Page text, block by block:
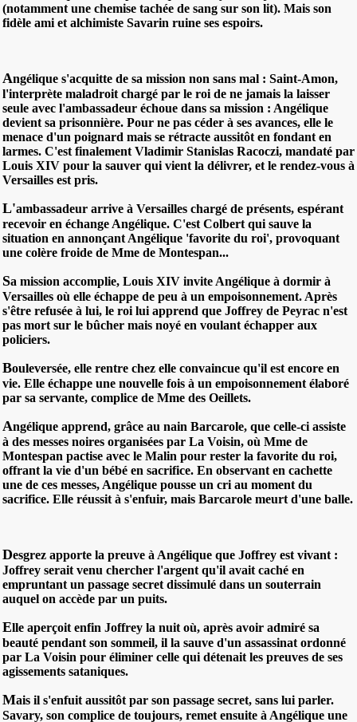
(notamment une chemise tachée de sang sur son lit). Mais son
fidèle ami et alchimiste Savarin ruine ses espoirs.
Angélique s'acquitte de sa mission non sans mal : Saint-Amon,
l'interprète maladroit chargé par le roi de ne jamais la laisser
seule avec l'ambassadeur échoue dans sa mission : Angélique
devient sa prisonnière. Pour ne pas céder à ses avances, elle le
menace d'un poignard mais se rétracte aussitôt en fondant en
larmes. C'est finalement Vladimir Stanislas Racoczi, mandaté par
Louis XIV pour la sauver qui vient la délivrer, et le rendez-vous à
Versailles est pris.
L'ambassadeur arrive à Versailles chargé de présents, espérant
recevoir en échange Angélique. C'est Colbert qui sauve la
situation en annonçant Angélique 'favorite du roi', provoquant
une colère froide de Mme de Montespan...
Sa mission accomplie, Louis XIV invite Angélique à dormir à
Versailles où elle échappe de peu à un empoisonnement. Après
s'être refusée à lui, le roi lui apprend que Joffrey de Peyrac n'est
pas mort sur le bûcher mais noyé en voulant échapper aux
policiers.
Bouleversée, elle rentre chez elle convaincue qu'il est encore en
vie. Elle échappe une nouvelle fois à un empoisonnement élaboré
par sa servante, complice de Mme des Oeillets.
Angélique apprend, grâce au nain Barcarole, que celle-ci assiste
à des messes noires organisées par La Voisin, où Mme de
Montespan pactise avec le Malin pour rester la favorite du roi,
offrant la vie d'un bébé en sacrifice. En observant en cachette
une de ces messes, Angélique pousse un cri au moment du
sacrifice. Elle réussit à s'enfuir, mais Barcarole meurt d'une balle.
Desgrez apporte la preuve à Angélique que Joffrey est vivant :
Joffrey serait venu chercher l'argent qu'il avait caché en
empruntant un passage secret dissimulé dans un souterrain
auquel on accède par un puits.
Elle aperçoit enfin Joffrey la nuit où, après avoir admiré sa
beauté pendant son sommeil, il la sauve d'un assassinat ordonné
par La Voisin pour éliminer celle qui détenait les preuves de ses
agissements sataniques.
Mais il s'enfuit aussitôt par son passage secret, sans lui parler.
Savary, son complice de toujours, remet ensuite à Angélique une